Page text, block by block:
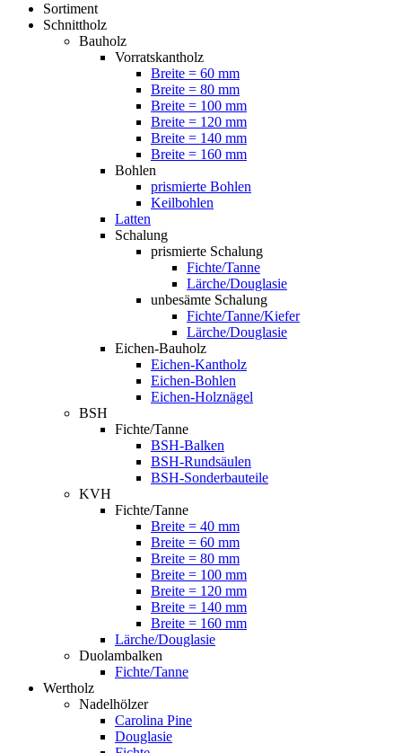
Sortiment
Schnittholz
Bauholz
Vorratskantholz
Breite = 60 mm
Breite = 80 mm
Breite = 100 mm
Breite = 120 mm
Breite = 140 mm
Breite = 160 mm
Bohlen
prismierte Bohlen
Keilbohlen
Latten
Schalung
prismierte Schalung
Fichte/Tanne
Lärche/Douglasie
unbesämte Schalung
Fichte/Tanne/Kiefer
Lärche/Douglasie
Eichen-Bauholz
Eichen-Kantholz
Eichen-Bohlen
Eichen-Holznägel
BSH
Fichte/Tanne
BSH-Balken
BSH-Rundsäulen
BSH-Sonderbauteile
KVH
Fichte/Tanne
Breite = 40 mm
Breite = 60 mm
Breite = 80 mm
Breite = 100 mm
Breite = 120 mm
Breite = 140 mm
Breite = 160 mm
Lärche/Douglasie
Duolambalken
Fichte/Tanne
Wertholz
Nadelhölzer
Carolina Pine
Douglasie